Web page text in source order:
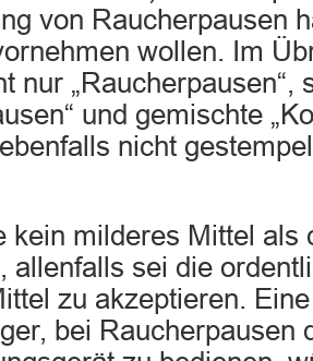
von Raucherpausen
wollen. Im
nur „Raucherpausen“,
und gemischte
nicht
kein milderes Mittel als
allenfalls sei die
zu akzeptieren.
bei Raucherpausen